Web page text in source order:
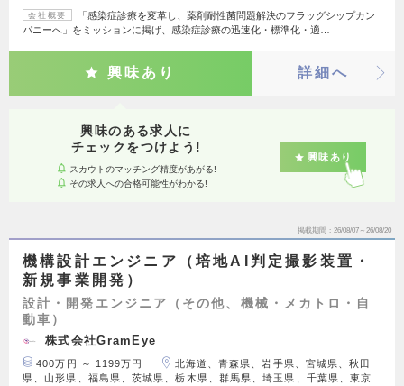
会社概要
「感染症診療を変革し、薬剤耐性菌問題解決のフラッグシップカン
パニーへ」をミッションに掲げ、感染症診療の迅速化・標準化・適…
興味あり 詳細へ
興味のある求人に
チェックをつけよう!
スカウトのマッチング精度があがる!
その求人への合格可能性がわかる!
興味あり
掲載期間 26/08/07～26/08/20
機構設計エンジニア（培地AI判定撮影装置・
新規事業開発）
設計・開発エンジニア（その他、機械・メカトロ・自
動車）
株式会社GramEye
400万円 ～ 1199万円
北海道、青森県、岩手県、宮城県、秋田
県、山形県、福島県、茨城県、栃木県、群馬県、埼玉県、千葉県、東京